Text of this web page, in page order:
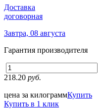
Доставка
договорная
Завтра, 08 августа
Гарантия производителя
218.20 руб.
цена за килограммКупить
Купить в 1 клик